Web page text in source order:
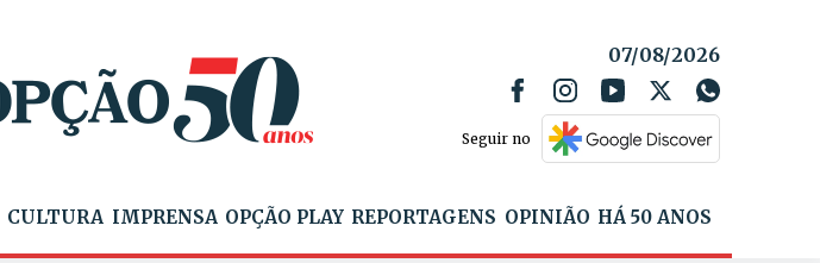
07/08/2026
Seguir no
CULTURA IMPRENSA OPÇÃO PLAY REPORTAGENS OPINIÃO HÁ 50 ANOS